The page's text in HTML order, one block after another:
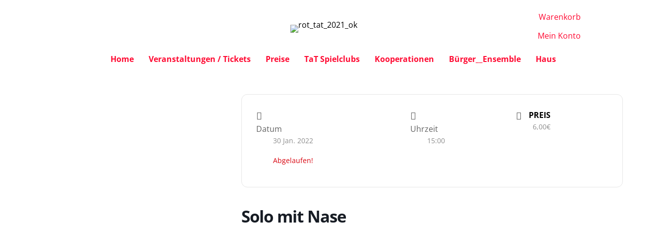
Warenkorb
Mein Konto
Home Veranstaltungen / Tickets Preise TaT Spielclubs Kooperationen Bürger__Ensemble Haus
Datum
30 Jan. 2022
Abgelaufen!
Uhrzeit
15:00
PREIS
6,00€
Solo mit Nase